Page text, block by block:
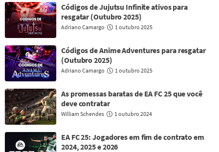
Códigos de Jujutsu Infinite ativos para
resgatar (Outubro 2025)
Adriano Camargo 1 outubro 2025
Códigos de Anime Adventures para resgatar
(Outubro 2025)
Adriano Camargo 1 outubro 2025
As promessas baratas de EA FC 25 que você
deve contratar
William Schendes 1 outubro 2024
EA FC 25: Jogadores em fim de contrato em
2024, 2025 e 2026